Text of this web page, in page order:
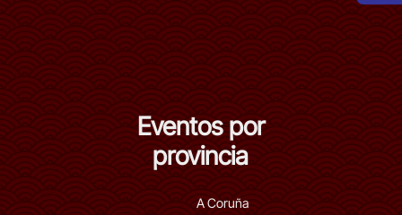
Eventos por
provincia
A Coruña